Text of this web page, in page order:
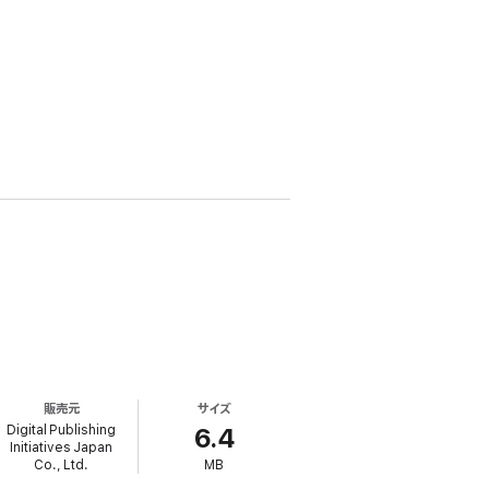
販売元
Digital Publishing
Initiatives Japan
Co., Ltd.
サイズ
6.4
MB